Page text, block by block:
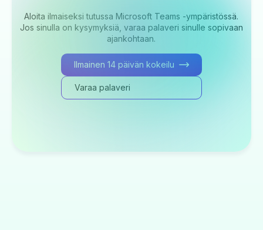
Aloita ilmaiseksi tutussa Microsoft Teams -ympäristössä.
Jos sinulla on kysymyksiä, varaa palaveri sinulle sopivaan
ajankohtaan.
Ilmainen 14 päivän kokeilu
Varaa palaveri